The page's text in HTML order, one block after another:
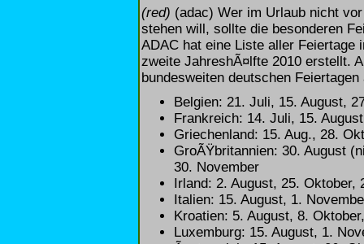
(red) (adac) Wer im Urlaub nicht
stehen will, sollte die besonderen
ADAC hat eine Liste aller
zweite JahreshÃ¤lfte 2010 erstellt.
bundesweiten deutschen Feiertagen
Belgien: 21. Juli, 15. August,
Frankreich: 14. Juli, 15.
Griechenland: 15. Aug., 28.
GroÃŸbritannien: 30. August
30. November
Irland: 2. August, 25. Oktober,
Italien: 15. August, 1.
Kroatien: 5. August, 8.
Luxemburg: 15. August, 1.